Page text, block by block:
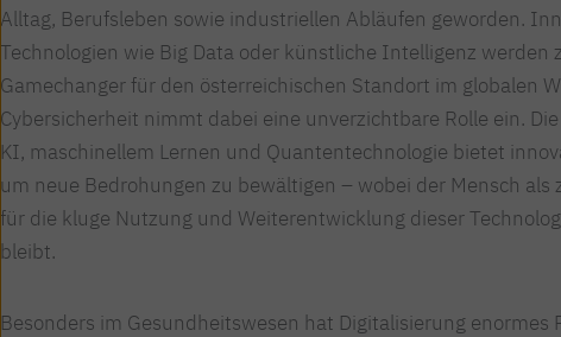
Alltag, Berufsleben sowie industriellen Abläufen geworden.
Technologien wie Big Data oder künstliche Intelligenz werden
Gamechanger für den österreichischen Standort im globalen
Cybersicherheit nimmt dabei eine unverzichtbare Rolle ein.
KI, maschinellem Lernen und Quantentechnologie bietet
um neue Bedrohungen zu bewältigen – wobei der Mensch als
für die kluge Nutzung und Weiterentwicklung dieser
bleibt.
Besonders im Gesundheitswesen hat Digitalisierung enormes